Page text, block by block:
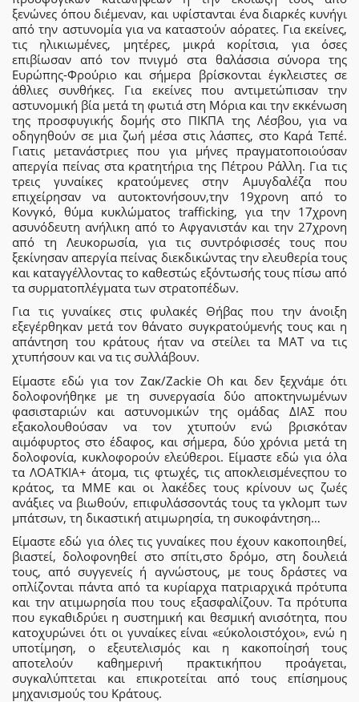
ξενώνες όπου διέμεναν, και υφίστανται ένα διαρκές κυνήγι
από την αστυνομία για να καταστούν αόρατες. Για εκείνες,
τις ηλικιωμένες, μητέρες, μικρά κορίτσια, για όσες
επιβίωσαν από τον πνιγμό στα θαλάσσια σύνορα της
Ευρώπης-Φρούριο και σήμερα βρίσκονται έγκλειστες σε
άθλιες συνθήκες. Για εκείνες που αντιμετώπισαν την
αστυνομική βία μετά τη φωτιά στη Μόρια και την εκκένωση
της προσφυγικής δομής στο ΠΙΚΠΑ της Λέσβου, για να
οδηγηθούν σε μια ζωή μέσα στις λάσπες, στο Καρά Τεπέ.
Γιατις μετανάστριες που για μήνες πραγματοποιούσαν
απεργία πείνας στα κρατητήρια της Πέτρου Ράλλη. Για τις
τρεις γυναίκες κρατούμενες στην Αμυγδαλέζα που
επιχείρησαν να αυτοκτονήσουν,την 19χρονη από το
Κονγκό, θύμα κυκλώματος trafficking, για την 17χρονη
ασυνόδευτη ανήλικη από το Αφγανιστάν και την 27χρονη
από τη Λευκορωσία, για τις συντρόφισσές τους που
ξεκίνησαν απεργία πείνας διεκδικώντας την ελευθερία τους
και καταγγέλλοντας το καθεστώς εξόντωσής τους πίσω από
τα συρματοπλέγματα των στρατοπέδων.
Για τις γυναίκες στις φυλακές Θήβας που την άνοιξη
εξεγέρθηκαν μετά τον θάνατο συγκρατούμενής τους και η
απάντηση του κράτους ήταν να στείλει τα ΜΑΤ να τις
χτυπήσουν και να τις συλλάβουν.
Είμαστε εδώ για τον Ζακ/Zackie Oh και δεν ξεχνάμε ότι
δολοφονήθηκε με τη συνεργασία δύο αποκτηνωμένων
φασισταριών και αστυνομικών της ομάδας ΔΙΑΣ που
εξακολουθούσαν να τον χτυπούν ενώ βρισκόταν
αιμόφυρτος στο έδαφος, και σήμερα, δύο χρόνια μετά τη
δολοφονία, κυκλοφορούν ελεύθεροι. Είμαστε εδώ για όλα
τα ΛΟΑΤΚΙΑ+ άτομα, τις φτωχές, τις αποκλεισμένεςπου το
κράτος, τα ΜΜΕ και οι λακέδες τους κρίνουν ως ζωές
ανάξιες να βιωθούν, επιφυλάσσοντάς τους τα γκλομπ των
μπάτσων, τη δικαστική ατιμωρησία, τη συκοφάντηση…
Είμαστε εδώ για όλες τις γυναίκες που έχουν κακοποιηθεί,
βιαστεί, δολοφονηθεί στο σπίτι,στο δρόμο, στη δουλειά
τους, από συγγενείς ή αγνώστους, με τους δράστες να
οπλίζονται πάντα από τα κυρίαρχα πατριαρχικά πρότυπα
και την ατιμωρησία που τους εξασφαλίζουν. Τα πρότυπα
που εγκαθιδρύει η συστημική και θεσμική ανισότητα, που
κατοχυρώνει ότι οι γυναίκες είναι «εύκολοιστόχοι», ενώ η
υποτίμηση, ο εξευτελισμός και η κακοποίησή τους
αποτελούν καθημερινή πρακτικήπου προάγεται,
συγκαλύπτεται και επικροτείται από τους επίσημους
μηχανισμούς του Κράτους.